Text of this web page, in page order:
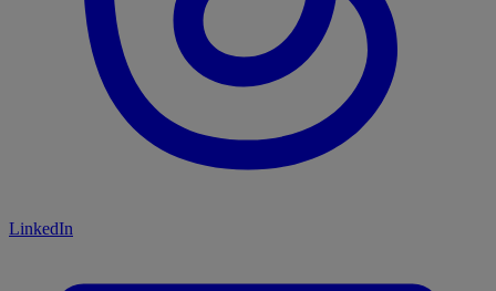
LinkedIn